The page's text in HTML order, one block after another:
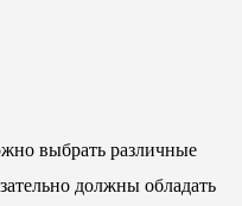
выбрать различные
должны обладать